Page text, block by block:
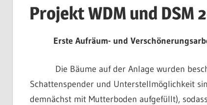
Projekt WDM und DSM
Erste Aufräum- und
Die Bäume auf der Anlage wurden
Schattenspender und Unterstellmöglichkeit
demnächst mit Mutterboden aufgefüllt),